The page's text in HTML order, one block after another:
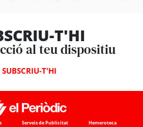
T'HI
al teu dispositiu
SUBSCRIU-T'HI
Serveis de Publicitat Hemeroteca